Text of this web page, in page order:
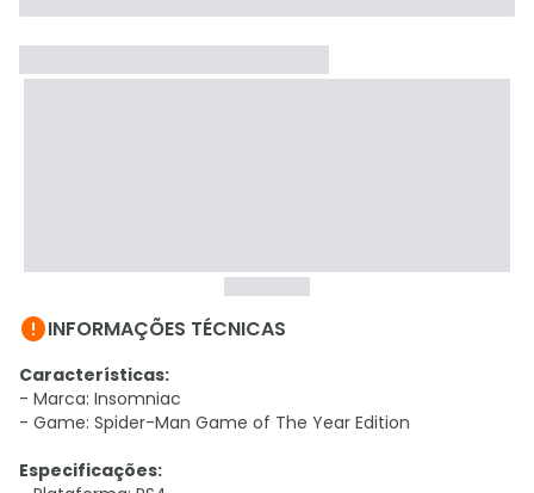
INFORMAÇÕES TÉCNICAS
Características:
- Marca: Insomniac
- Game: Spider-Man Game of The Year Edition
Especificações: